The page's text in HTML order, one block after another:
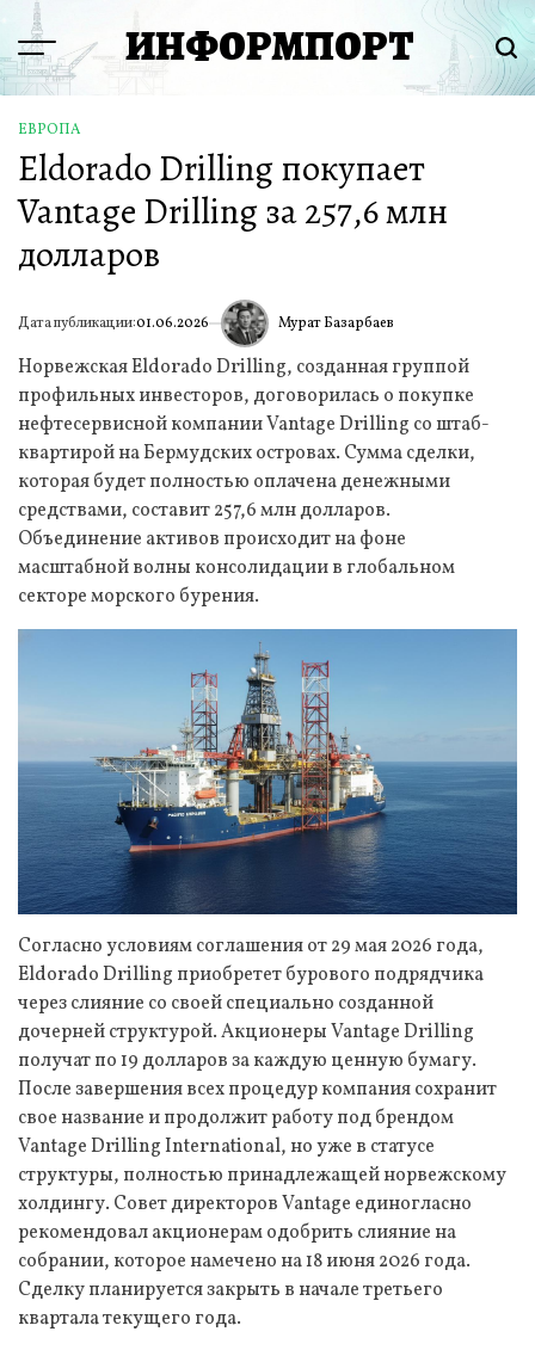
Перейти
содержимому
Menu ИНФОРМПОРТ
ОПУБЛИКОВАНО
В
ЕВРОПА
Eldorado Drilling покупает
Vantage Drilling за 257,6 млн
долларов
Дата публикации:01.06.2026 ИА Мурат Базарбаев
Норвежская Eldorado Drilling, созданная группой
профильных инвесторов, договорилась о покупке
нефтесервисной компании Vantage Drilling со штаб-
квартирой на Бермудских островах. Сумма сделки,
которая будет полностью оплачена денежными
средствами, составит 257,6 млн долларов.
Объединение активов происходит на фоне
масштабной волны консолидации в глобальном
секторе морского бурения.
Согласно условиям соглашения от 29 мая 2026 года,
Eldorado Drilling приобретет бурового подрядчика
через слияние со своей специально созданной
дочерней структурой. Акционеры Vantage Drilling
получат по 19 долларов за каждую ценную бумагу.
После завершения всех процедур компания сохранит
свое название и продолжит работу под брендом
Vantage Drilling International, но уже в статусе
структуры, полностью принадлежащей норвежскому
холдингу. Совет директоров Vantage единогласно
рекомендовал акционерам одобрить слияние на
собрании, которое намечено на 18 июня 2026 года.
Сделку планируется закрыть в начале третьего
квартала текущего года.